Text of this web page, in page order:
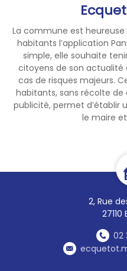
La commune est
habitants l’application
simple, elle souhaite
citoyens de son actualité
cas de risques majeurs.
habitants, sans récolte de
publicité, permet d’établir
le maire
2, Rue
02
- Acroforest
Samedi 8
Opportune-
Soirée aux
Domaine du
Bataille👑
RDV à partir
Au
baroque,
Tarif réduit -
Tarif plein -
château :
Tarif réduit -